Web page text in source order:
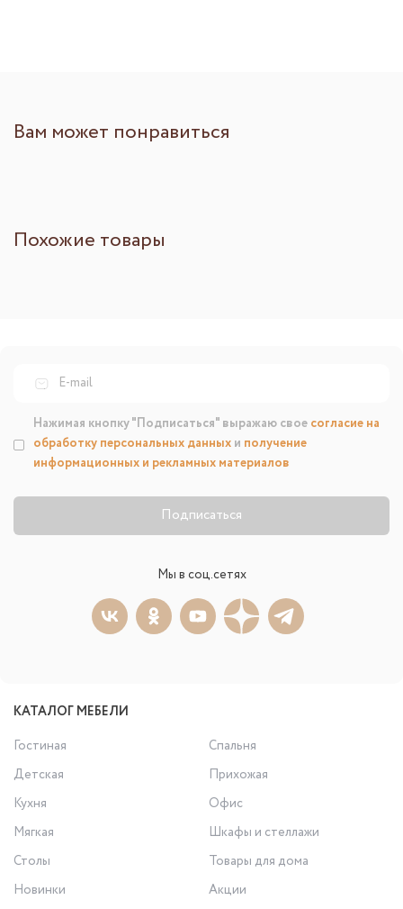
Вам может понравиться
Похожие товары
Подписаться
Нажимая кнопку "Подписаться" выражаю свое согласие на
обработку персональных данных и получение
информационных и рекламных материалов
Мы в соц.сетях
КАТАЛОГ МЕБЕЛИ
Гостиная
Спальня
Детская
Прихожая
Кухня
Офис
Мягкая
Шкафы и стеллажи
Столы
Товары для дома
Новинки
Акции